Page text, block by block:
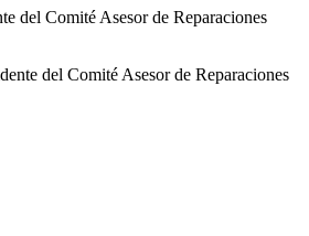
del Comité Asesor de Reparaciones
del Comité Asesor de Reparaciones